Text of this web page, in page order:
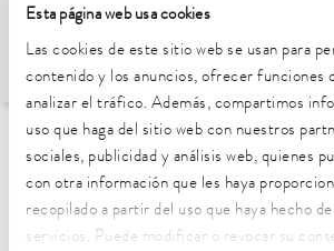
Esta página web usa cookies
Las cookies de este sitio web se usan para
contenido y los anuncios, ofrecer funciones
analizar el tráfico. Además, compartimos
uso que haga del sitio web con nuestros
sociales, publicidad y análisis web, quienes
con otra información que les haya
recopilado a partir del uso que haya hecho de
servicios. Puede modificar o revocar su
Ir al resumen de accesorios
Características